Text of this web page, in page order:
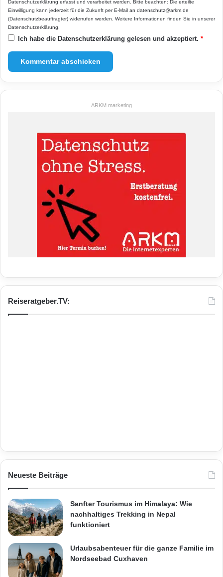
Datenschutzerklärung erfasst und verarbeitet werden. Bitte beachten: Die erteilte
Einwilligung kann jederzeit für die Zukunft per E-Mail an datenschutz@arkm.de
(Datenschutzbeauftragter) widerrufen werden. Weitere Informationen finden Sie in unserer
Datenschutzerklärung
Ich habe die Datenschutzerklärung gelesen und akzeptiert. *
ARKM.marketing
Reiseratgeber.TV:
Neueste Beiträge
Sanfter Tourismus im Himalaya: Wie
nachhaltiges Trekking in Nepal
funktioniert
Urlaubsabenteuer für die ganze Familie im
Nordseebad Cuxhaven